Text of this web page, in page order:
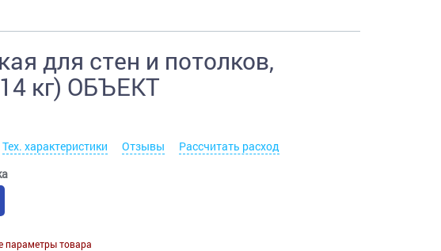
для стен и потолков,
кг) ОБЪЕКТ
Тех. характеристики Отзывы
Рассчитать расход
параметры товара